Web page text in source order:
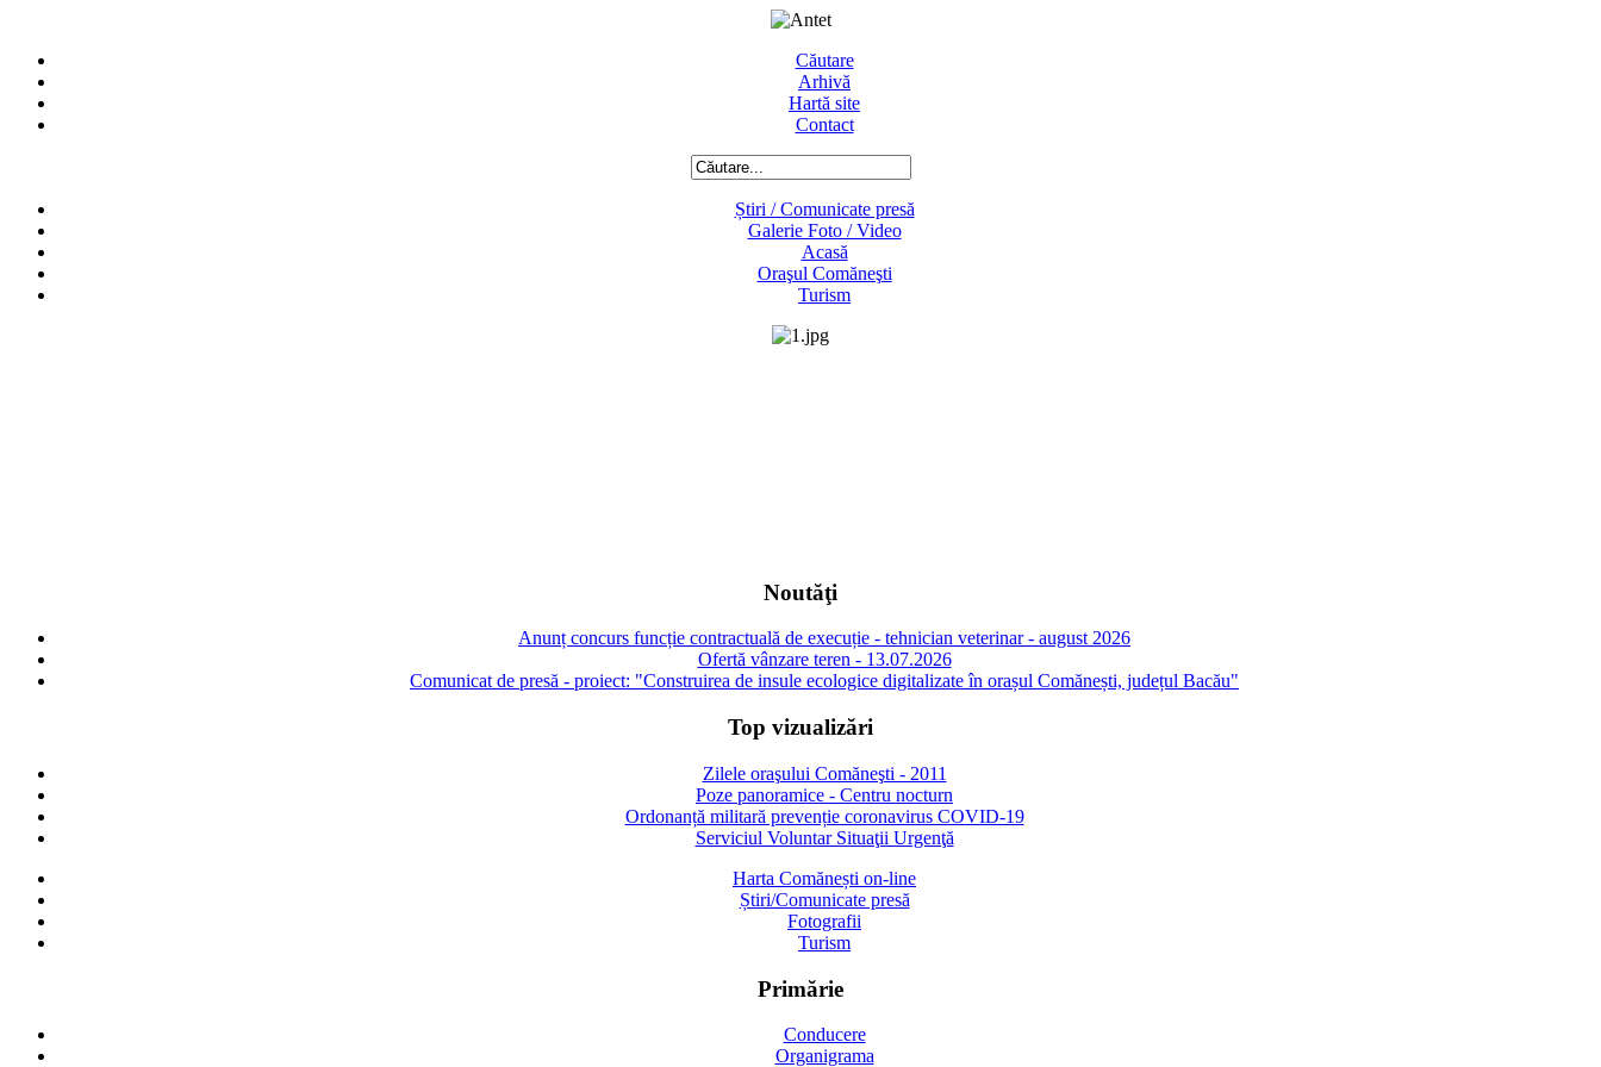
Căutare
Arhivă
Hartă site
Contact
Știri / Comunicate presă
Galerie Foto / Video
Acasă
Oraşul Comăneşti
Turism
Noutăţi
Anunț concurs funcție contractuală de execuție - tehnician veterinar - august 2026
Ofertă vânzare teren - 13.07.2026
Comunicat de presă - proiect: "Construirea de insule ecologice digitalizate în orașul Comănești, județul Bacău"
Top vizualizări
Zilele oraşului Comăneşti - 2011
Poze panoramice - Centru nocturn
Ordonanță militară prevenție coronavirus COVID-19
Serviciul Voluntar Situaţii Urgenţă
Harta Comănești on-line
Știri/Comunicate presă
Fotografii
Turism
Primărie
Conducere
Organigrama